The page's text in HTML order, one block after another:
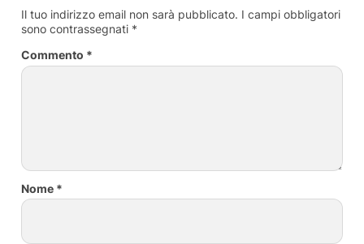
Il tuo indirizzo email non sarà pubblicato. I campi obbligatori
sono contrassegnati *
Commento *
Nome *